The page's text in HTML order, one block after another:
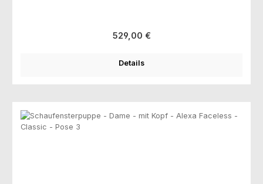
Regulärer Preis:
529,00 €
Details